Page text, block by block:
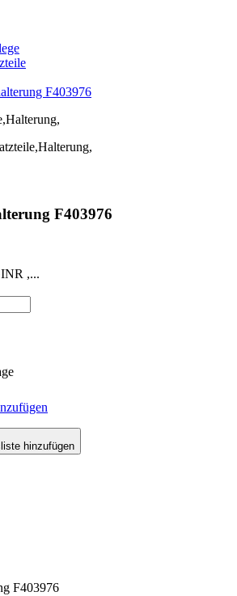
F403976
F403976
,...
hinzufügen
F403976